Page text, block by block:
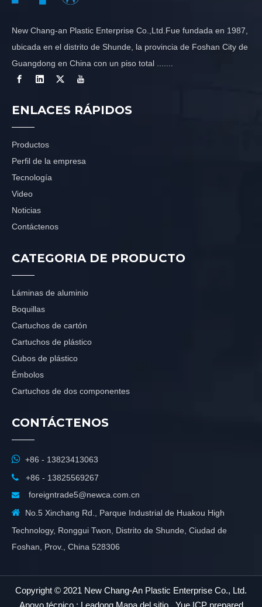
New Chang-an Plastic Enterprise Co.,Ltd.Fue fundada en 1987,
ubicada en el distrito de Shunde, la provincia de Foshan City de
Guangdong en China con un piso total .......
ENLACES RÁPIDOS
Productos
Perfil de la empresa
Tecnología
Video
Noticias
Contáctenos
CATEGORIA DE PRODUCTO
Láminas de aluminio
Boquillas
Cartuchos de cartón
Cartuchos de plástico
Cubos de plástico
Émbolos
Cartuchos de dos componentes
CONTÁCTENOS
 +86 - 13823413063
 +86 - 13825569267

foreigntrade5@newca.com.cn
 No.5 Xinchang Rd., Parque Industrial de Huakou High
Technology, Ronggui Twon, Distrito de Shunde, Ciudad de
Foshan, Prov., China 528306
Copyright © 2021 New Chang-An Plastic Enterprise Co., Ltd.
Apoyo técnico : Leadong Mapa del sitio. Yue ICP prepared